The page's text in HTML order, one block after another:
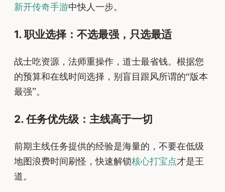
新开传奇手游中快人一步。
1. 职业选择：不选最强，只选最适
战士吃资源，法师重操作，道士最省钱。根据您
的预算和在线时间选择，别盲目跟风所谓的“版本
最强”。
2. 任务优先级：主线高于一切
前期主线任务提供的经验是海量的，不要在低级
地图浪费时间刷怪，快速解锁核心打宝点才是王
道。